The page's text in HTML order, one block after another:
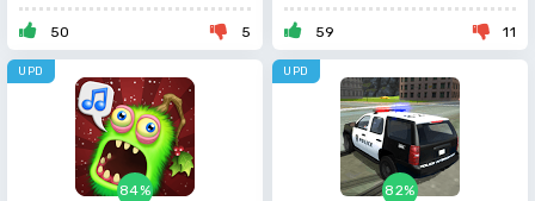
50 5
59
11
84%
UPD
82%
UPD